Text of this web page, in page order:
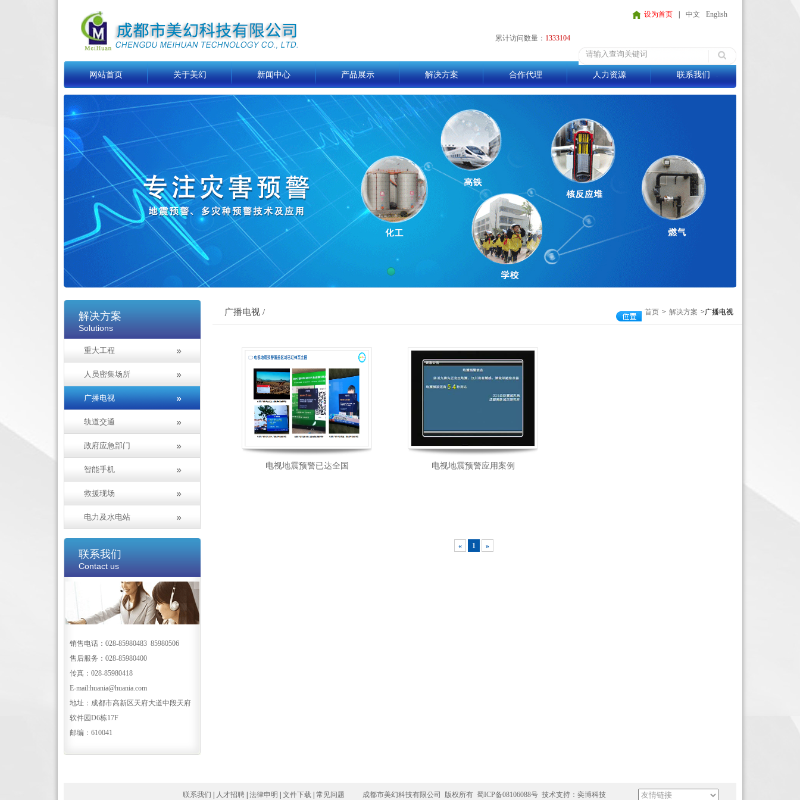
设为首页 中文 English
累计访问数量： 1333104
网站首页 关于美幻 新闻中心 产品展示 解决方案 合作代理 人力资源 联系我们
解决方案
Solutions
重大工程
人员密集场所
广播电视
轨道交通
政府应急部门
智能手机
救援现场
电力及水电站
联系我们
Contact us
销售电话：028-85980483 85980506
售后服务：028-85980400
传真：028-85980418
E-mail:huania@huania.com
地址：成都市高新区天府大道中段天府
软件园D6栋17F
邮编：610041
广播电视 / 首页 > 解决方案 >广播电视
电视地震预警已达全国 电视地震预警应用案例
« 1 »
联系我们 人才招聘 法律申明 文件下载 常见问题 成都市美幻科技有限公司 版权所有 蜀ICP备08106088号 技术支持： 奕博科技